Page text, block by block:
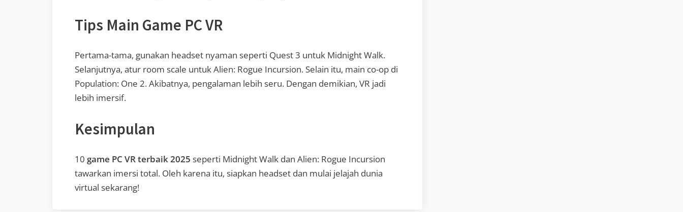
Tips Main Game PC VR
Pertama-tama, gunakan headset nyaman seperti Quest 3 untuk Midnight Walk.
Selanjutnya, atur room scale untuk Alien: Rogue Incursion. Selain itu, main co-op di
Population: One 2. Akibatnya, pengalaman lebih seru. Dengan demikian, VR jadi
lebih imersif.
Kesimpulan
10 game PC VR terbaik 2025 seperti Midnight Walk dan Alien: Rogue Incursion
tawarkan imersi total. Oleh karena itu, siapkan headset dan mulai jelajah dunia
virtual sekarang!